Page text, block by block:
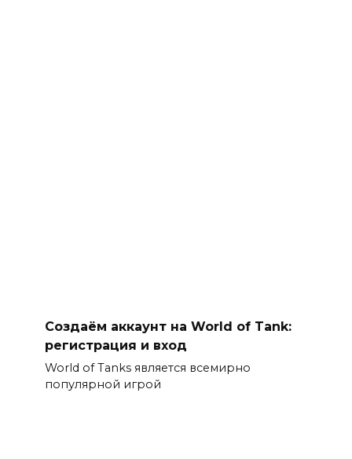
Создаём аккаунт на World of Tank:
регистрация и вход
World of Tanks является всемирно
популярной игрой